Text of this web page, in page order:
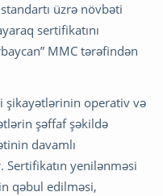
üzrə növbəti
sertifikatını
MMC tərəfindən
şikayətlərinin operativ və
şəffaf şəkildə
davamlı
yenilənməsi
qəbul edilməsi,